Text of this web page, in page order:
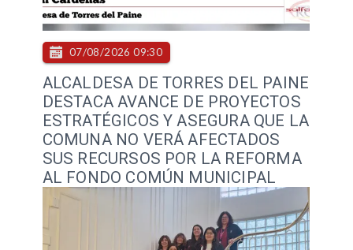
ALCALDESA DE TORRES DEL PAINE
DESTACA AVANCE DE PROYECTOS
ESTRATÉGICOS Y ASEGURA QUE LA
COMUNA NO VERÁ AFECTADOS
SUS RECURSOS POR LA REFORMA
AL FONDO COMÚN MUNICIPAL
07/08/2026 09:30